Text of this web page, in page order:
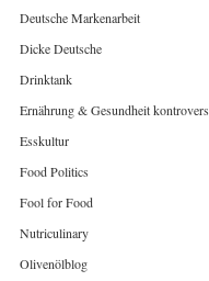
Deutsche Markenarbeit
Dicke Deutsche
Drinktank
Ernährung & Gesundheit kontrovers
Esskultur
Food Politics
Fool for Food
Nutriculinary
Olivenölblog